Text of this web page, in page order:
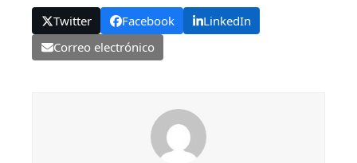
Twitter Facebook
LinkedIn
Correo electrónico